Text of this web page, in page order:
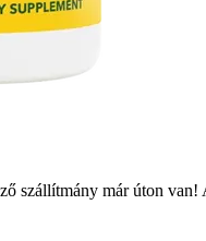
szállítmány már úton